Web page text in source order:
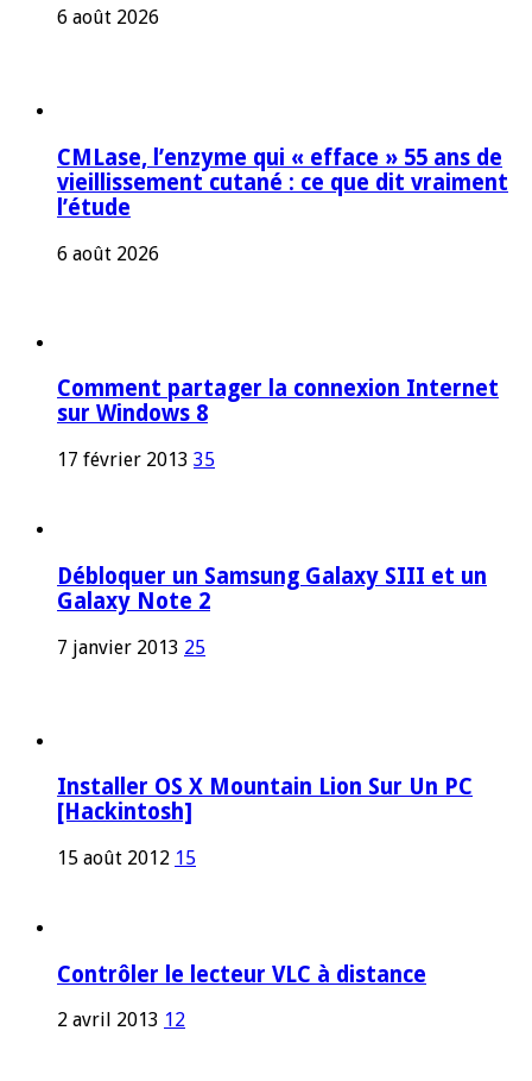
6 août 2026
CMLase, l’enzyme qui « efface » 55 ans de
vieillissement cutané : ce que dit vraiment
l’étude
6 août 2026
Comment partager la connexion Internet
sur Windows 8
17 février 2013 35
Débloquer un Samsung Galaxy SIII et un
Galaxy Note 2
7 janvier 2013 25
Installer OS X Mountain Lion Sur Un PC
[Hackintosh]
15 août 2012 15
Contrôler le lecteur VLC à distance
2 avril 2013 12